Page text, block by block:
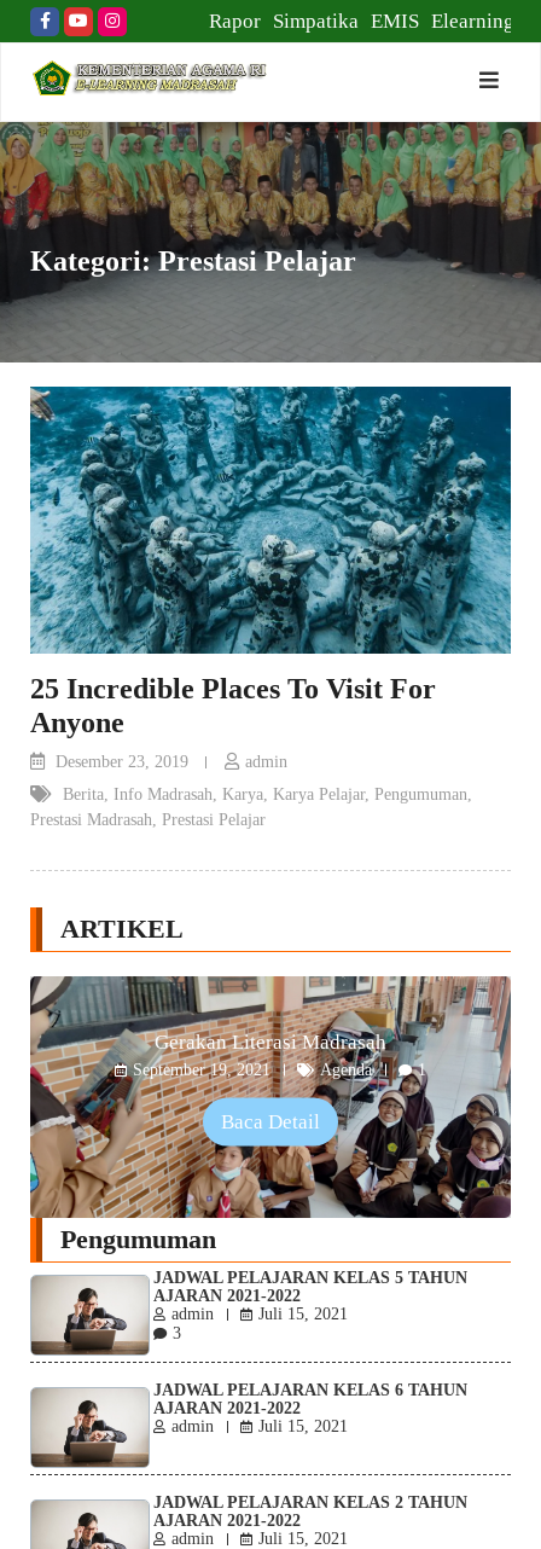
Skip
to
content
Rapor Simpatika EMIS Elearning
Kategori:Prestasi Pelajar
25 Incredible Places To Visit For
Anyone
Desember 23, 2019
admin
Berita, Info Madrasah, Karya, Karya Pelajar, Pengumuman,
Prestasi Madrasah, Prestasi Pelajar
ARTIKEL
Gerakan Literasi Madrasah
September 19, 2021 Agenda 1
Baca Detail
Pengumuman
JADWAL PELAJARAN KELAS 5 TAHUN
AJARAN 2021-2022
admin
Juli 15, 2021
3
JADWAL PELAJARAN KELAS 6 TAHUN
AJARAN 2021-2022
admin
Juli 15, 2021
JADWAL PELAJARAN KELAS 2 TAHUN
AJARAN 2021-2022
admin
Juli 15, 2021